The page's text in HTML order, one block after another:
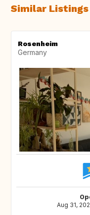
Similar Listings
Rosenheim
Germany
Aug 31,